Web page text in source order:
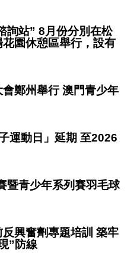
詢站” 8月份分別在松
園休憩區舉行，設有
鄭州舉行 澳門青少年
運動日」延期 至2026
暨青少年系列賽羽毛球
興奮劑專題培訓 築牢
”防線